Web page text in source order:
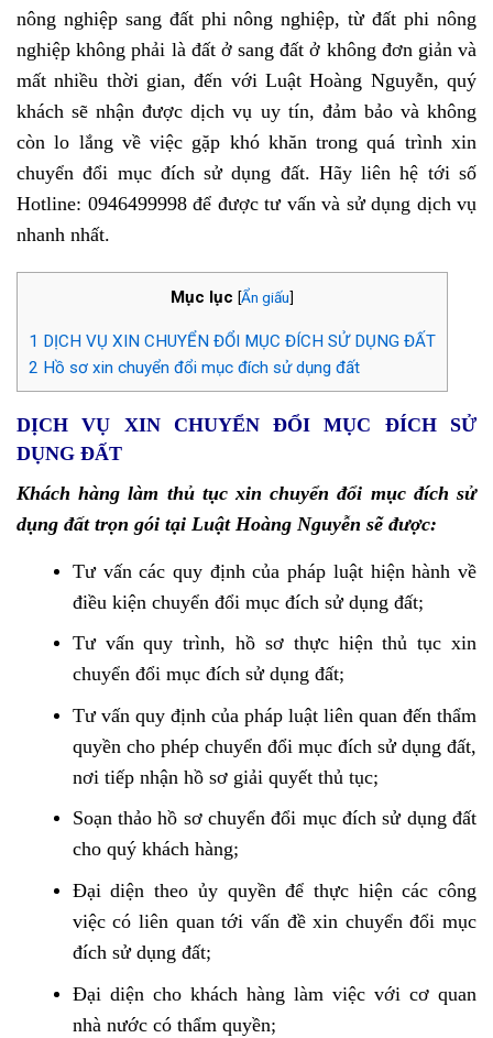
nông nghiệp sang đất phi nông nghiệp, từ đất phi nông
nghiệp không phải là đất ở sang đất ở không đơn giản và
mất nhiều thời gian, đến với Luật Hoàng Nguyễn, quý
khách sẽ nhận được dịch vụ uy tín, đảm bảo và không
còn lo lắng về việc gặp khó khăn trong quá trình xin
chuyển đổi mục đích sử dụng đất. Hãy liên hệ tới số
Hotline: 0946499998 để được tư vấn và sử dụng dịch vụ
nhanh nhất.
Mục lục [Ẩn giấu]
1 DỊCH VỤ XIN CHUYỂN ĐỔI MỤC ĐÍCH SỬ DỤNG ĐẤT
2 Hồ sơ xin chuyển đổi mục đích sử dụng đất
DỊCH VỤ XIN CHUYỂN ĐỔI MỤC ĐÍCH SỬ
DỤNG ĐẤT
Khách hàng làm thủ tục xin chuyển đổi mục đích sử
dụng đất trọn gói tại Luật Hoàng Nguyễn sẽ được:
Tư vấn các quy định của pháp luật hiện hành về
điều kiện chuyển đổi mục đích sử dụng đất;
Tư vấn quy trình, hồ sơ thực hiện thủ tục xin
chuyển đổi mục đích sử dụng đất;
Tư vấn quy định của pháp luật liên quan đến thẩm
quyền cho phép chuyển đổi mục đích sử dụng đất,
nơi tiếp nhận hồ sơ giải quyết thủ tục;
Soạn thảo hồ sơ chuyển đổi mục đích sử dụng đất
cho quý khách hàng;
Đại diện theo ủy quyền để thực hiện các công
việc có liên quan tới vấn đề xin chuyển đổi mục
đích sử dụng đất;
Đại diện cho khách hàng làm việc với cơ quan
nhà nước có thẩm quyền;